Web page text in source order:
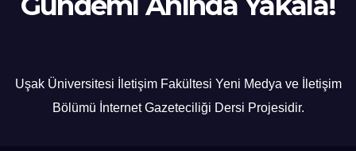
Uşak Üniversitesi İletişim Fakültesi Yeni Medya ve İletişim
Bölümü İnternet Gazeteciliği Dersi Projesidir.